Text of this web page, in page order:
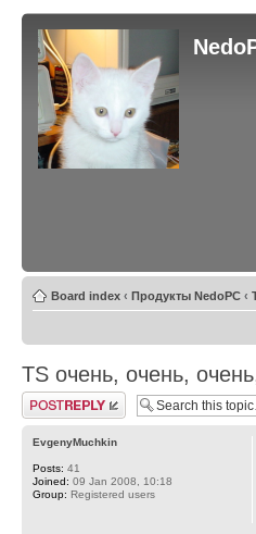
Board index ‹ Продукты NedoPC ‹
TS очень, очень,
Post a reply
EvgenyMuchkin
Posts: 41
Joined: 09 Jan 2008, 10:18
Group: Registered users